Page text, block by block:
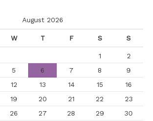
August 2026
W T F S S
1
2
5 6 7 8
9
12 13 14 15
16
19 20 21 22
23
26 27 28 29
30